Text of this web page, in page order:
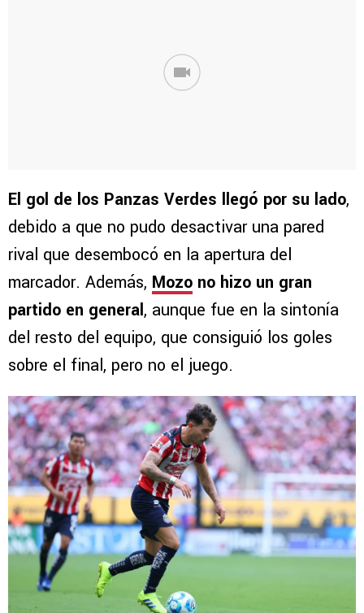
El gol de los Panzas Verdes llegó por su lado,
debido a que no pudo desactivar una pared
rival que desembocó en la apertura del
marcador. Además, Mozo no hizo un gran
partido en general, aunque fue en la sintonía
del resto del equipo, que consiguió los goles
sobre el final, pero no el juego.